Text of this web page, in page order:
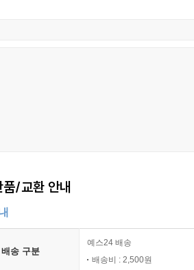
/교환 안내
배송 구분
예스24 배송
배송비 : 2,500원